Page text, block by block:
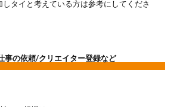
タイと考えている方は参考にしてくださ
の依頼/クリエイター登録など